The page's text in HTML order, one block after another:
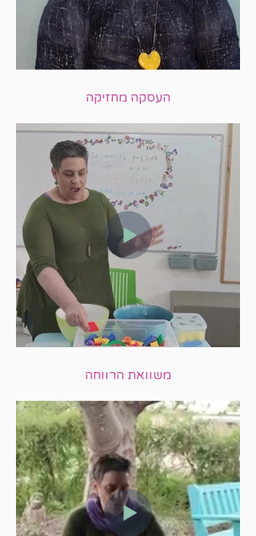
העסקה מחזיקה
משוואת הרווחה